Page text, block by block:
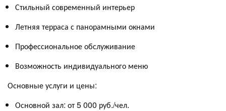
Стильный современный интерьер
Летняя терраса с панорамными окнами
Профессиональное обслуживание
Возможность индивидуального меню
Основные услуги и цены:
Основной зал: от 5 000 руб./чел.